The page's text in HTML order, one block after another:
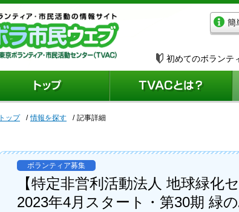
簡
初めてのボランテ
トップ 情報を探す 記事詳細
ボランティア募集
【特定非営利活動法人 地球緑化
2023年4月スタート・第30期 緑